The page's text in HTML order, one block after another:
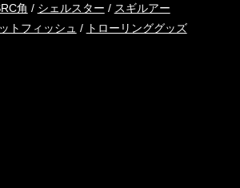
角 / シェルスター / スギルアー
トフィッシュ / トローリンググッズ